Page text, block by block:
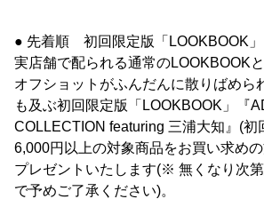
● 先着順 初回限定版「LOOKBOOK」
実店舗で配られる通常のLOOKBOOK
オフショットがふんだんに散りばめら
も及ぶ初回限定版「LOOKBOOK」『
COLLECTION featuring 三浦大知』(初
6,000円以上の対象商品をお買い求め
プレゼントいたします(※ 無くなり次
で予めご了承ください)。